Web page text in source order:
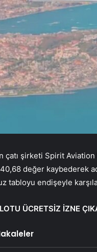
çatı şirketi Spirit Aviation
değer kaybederek
tabloyu endişeyle
ÜCRETSİZ İZNE